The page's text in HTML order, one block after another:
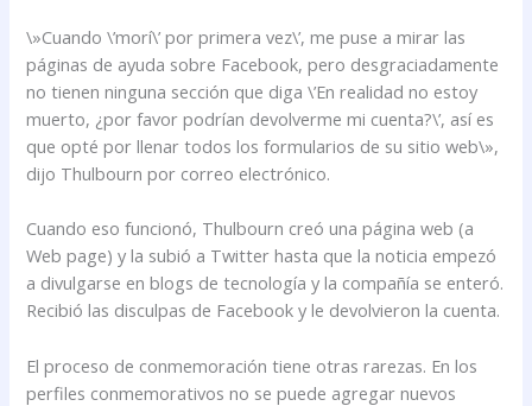
\»Cuando \’morí\’ por primera vez\’, me puse a mirar las
páginas de ayuda sobre Facebook, pero desgraciadamente
no tienen ninguna sección que diga \’En realidad no estoy
muerto, ¿por favor podrían devolverme mi cuenta?\’, así es
que opté por llenar todos los formularios de su sitio web\»,
dijo Thulbourn por correo electrónico.
Cuando eso funcionó, Thulbourn creó una página web (a
Web page) y la subió a Twitter hasta que la noticia empezó
a divulgarse en blogs de tecnología y la compañía se enteró.
Recibió las disculpas de Facebook y le devolvieron la cuenta.
El proceso de conmemoración tiene otras rarezas. En los
perfiles conmemorativos no se puede agregar nuevos